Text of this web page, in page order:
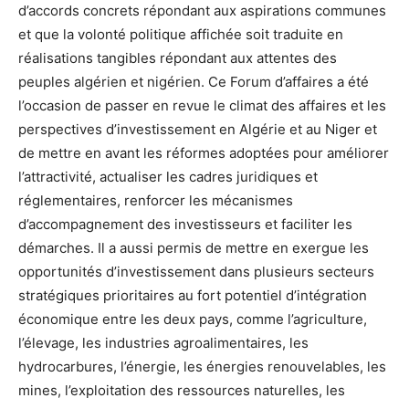
d’accords concrets répondant aux aspirations communes
et que la volonté politique affichée soit traduite en
réalisations tangibles répondant aux attentes des
peuples algérien et nigérien. Ce Forum d’affaires a été
l’occasion de passer en revue le climat des affaires et les
perspectives d’investissement en Algérie et au Niger et
de mettre en avant les réformes adoptées pour améliorer
l’attractivité, actualiser les cadres juridiques et
réglementaires, renforcer les mécanismes
d’accompagnement des investisseurs et faciliter les
démarches. Il a aussi permis de mettre en exergue les
opportunités d’investissement dans plusieurs secteurs
stratégiques prioritaires au fort potentiel d’intégration
économique entre les deux pays, comme l’agriculture,
l’élevage, les industries agroalimentaires, les
hydrocarbures, l’énergie, les énergies renouvelables, les
mines, l’exploitation des ressources naturelles, les